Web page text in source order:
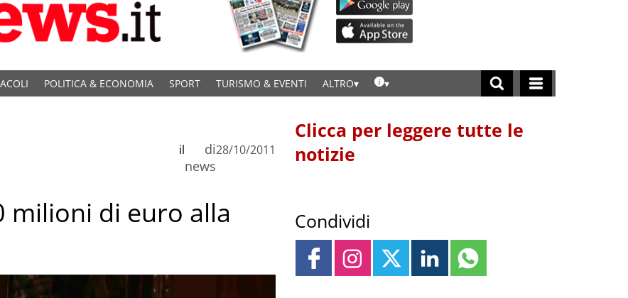
POLITICA & ECONOMIA SPORT TURISMO & EVENTI ALTRO
di
news
il 28/10/2011
milioni di euro alla
Clicca per leggere tutte le
notizie
Condividi